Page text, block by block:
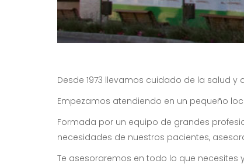
Desde 1973 llevamos cuidado de la salud
Empezamos atendiendo en un pequeño
Formada por un equipo de grandes
necesidades de nuestros pacientes,
Te asesoraremos en todo lo que